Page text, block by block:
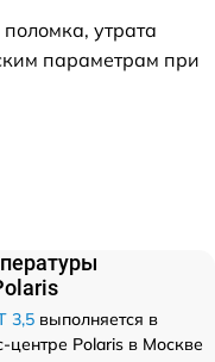
утрата
параметрам при
3,5 выполняется в
Polaris в Москве